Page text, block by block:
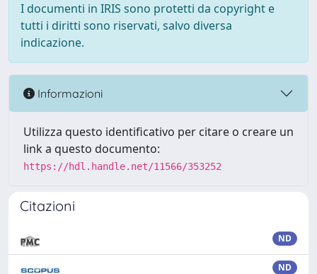
I documenti in IRIS sono protetti da copyright e
tutti i diritti sono riservati, salvo diversa
indicazione.
Informazioni
Utilizza questo identificativo per citare o creare un
link a questo documento:
https://hdl.handle.net/11566/353252
Citazioni
ND
ND